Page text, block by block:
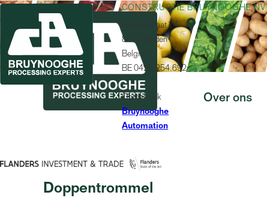
Over ons
MACHINE
Doppentrommel
CONSTRUCTIE BRUYNOOGHE NV
Bruggestraat 74
8840 Staden
Belgium
BE 0429.254.692
Ontdek ook
Bruynooghe
Automation
